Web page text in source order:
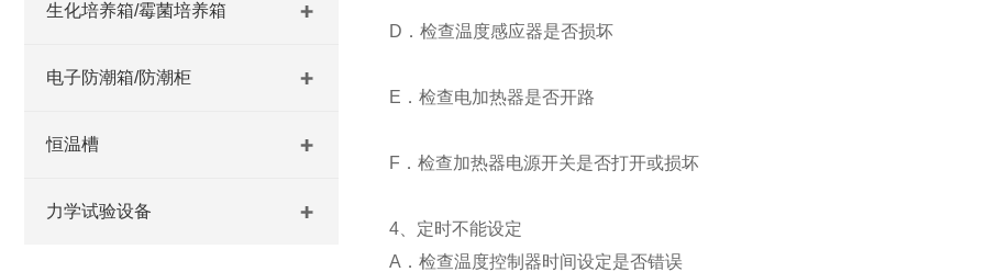
生化培养箱/霉菌培养箱
电子防潮箱/防潮柜
恒温槽
力学试验设备
D．检查温度感应器是否损坏
E．检查电加热器是否开路
F．检查加热器电源开关是否打开或损坏
4、定时不能设定
A．检查温度控制器时间设定是否错误